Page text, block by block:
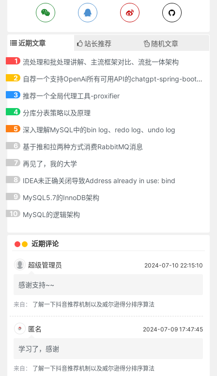
近期文章 站长推荐 随机文章
1
流处理和批处理讲解、主流框架对比、流批一体架构
2
自荐一个支持OpenAi所有可用API的chatgpt-spring-boot-starter
3 推荐一个全局代理工具-proxifier
4
分库分表策略以及原理
5 深入理解MySQL中的bin log、redo log、undo log
6 基于推和拉两种方式消费RabbitMQ消息
7 再见了，我的大学
8
IDEA未正确关闭导致Address already in use: bind
9
MySQL5.7的InnoDB架构
10
MySQL的逻辑架构
近期评论
超级管理员 2024-07-10 22:15:10
感谢支持~~
来自： 了解一下抖音推荐机制以及威尔逊得分排序算法
匿名 2024-07-09 17:47:45
学习了，感谢
来自： 了解一下抖音推荐机制以及威尔逊得分排序算法